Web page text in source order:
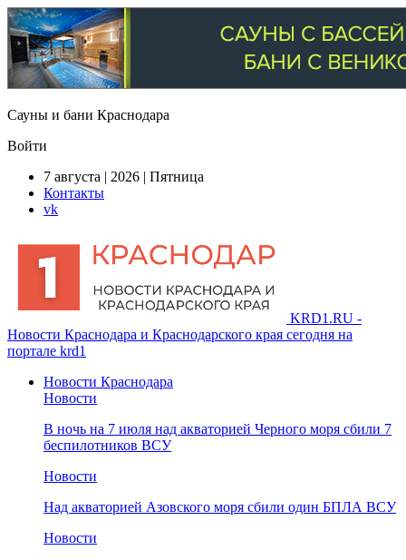
Сауны и бани Краснодара
Войти
7 августа | 2026 | Пятница
Контакты
vk
KRD1.RU -
Новости Краснодара и Краснодарского края сегодня на
портале krd1
Новости Краснодара
Новости
В ночь на 7 июля над акваторией Черного моря сбили 7
беспилотников ВСУ
Новости
Над акваторией Азовского моря сбили один БПЛА ВСУ
Новости